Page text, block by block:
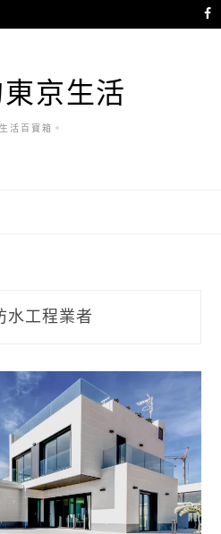
京生活
活百寶箱。
水工程業者